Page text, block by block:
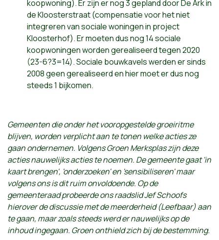
koopwoning). Er zijn er nog 3 gepland door De Ark in
de Kloosterstraat (compensatie voor het niet
integreren van sociale woningen in project
Kloosterhof). Er moeten dus nog 14 sociale
koopwoningen worden gerealiseerd tegen 2020
(23-6?3=14). Sociale bouwkavels werden er sinds
2008 geen gerealiseerd en hier moet er dus nog
steeds 1 bijkomen.
Gemeenten die onder het vooropgestelde groeiritme
blijven, worden verplicht aan te tonen welke acties ze
gaan ondernemen. Volgens Groen Merksplas zijn deze
acties nauwelijks acties te noemen. De gemeente gaat 'in
kaart brengen', 'onderzoeken' en 'sensibiliseren' maar
volgens ons is dit ruim onvoldoende. Op de
gemeenteraad probeerde ons raadslid Jef Schoofs
hierover de discussie met de meerderheid (Leefbaar) aan
te gaan, maar zoals steeds werd er nauwelijks op de
inhoud ingegaan. Groen onthield zich bij de bestemming.